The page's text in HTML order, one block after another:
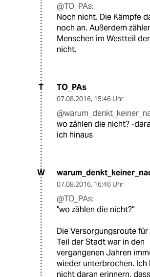
@TO_PAs:
Noch nicht. Die Kämpfe
noch an. Außerdem
Menschen im Westteil
nicht.
T TO_PAs
07.08.2016, 15:46 Uhr
wo zählen die nicht? -
ich hinaus
W
07.08.2016, 16:46 Uhr
@TO_PAs:
"wo zählen die nicht?"
Die Versorgungsroute für
Teil der Stadt war in den
vergangenen Jahren
wieder unterbrochen. Ich
nicht daran erinnern,